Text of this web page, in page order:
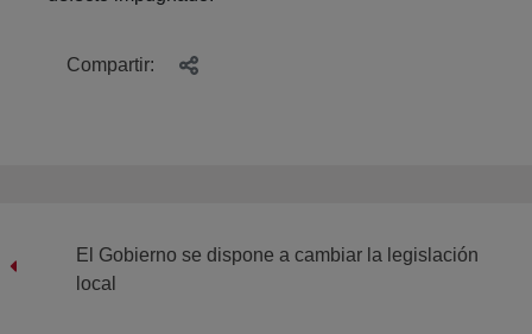
Compartir:
El Gobierno se dispone a cambiar la legislación
local